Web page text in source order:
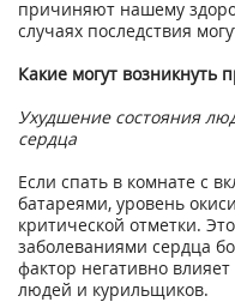
причиняют нашему
случаях последствия
Какие могут возникнуть
Ухудшение состояния
сердца
Если спать в комнате с
батареями, уровень
критической отметки.
заболеваниями сердца
фактор негативно
людей и курильщиков.